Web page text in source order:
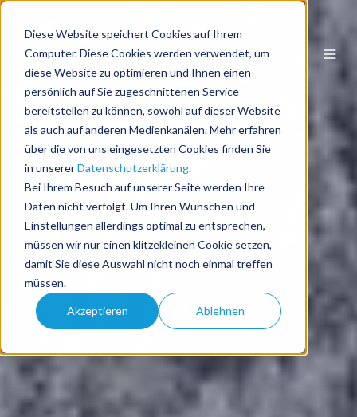
Diese Website speichert Cookies auf Ihrem
Computer. Diese Cookies werden verwendet, um
diese Website zu optimieren und Ihnen einen
persönlich auf Sie zugeschnittenen Service
bereitstellen zu können, sowohl auf dieser Website
als auch auf anderen Medienkanälen. Mehr erfahren
über die von uns eingesetzten Cookies finden Sie
in unsererDatenschutzerklärung.
Bei Ihrem Besuch auf unserer Seite werden Ihre
Daten nicht verfolgt. Um Ihren Wünschen und
Einstellungen allerdings optimal zu entsprechen,
müssen wir nur einen klitzekleinen Cookie setzen,
damit Sie diese Auswahl nicht noch einmal treffen
müssen.
Akzeptieren Ablehnen
DE